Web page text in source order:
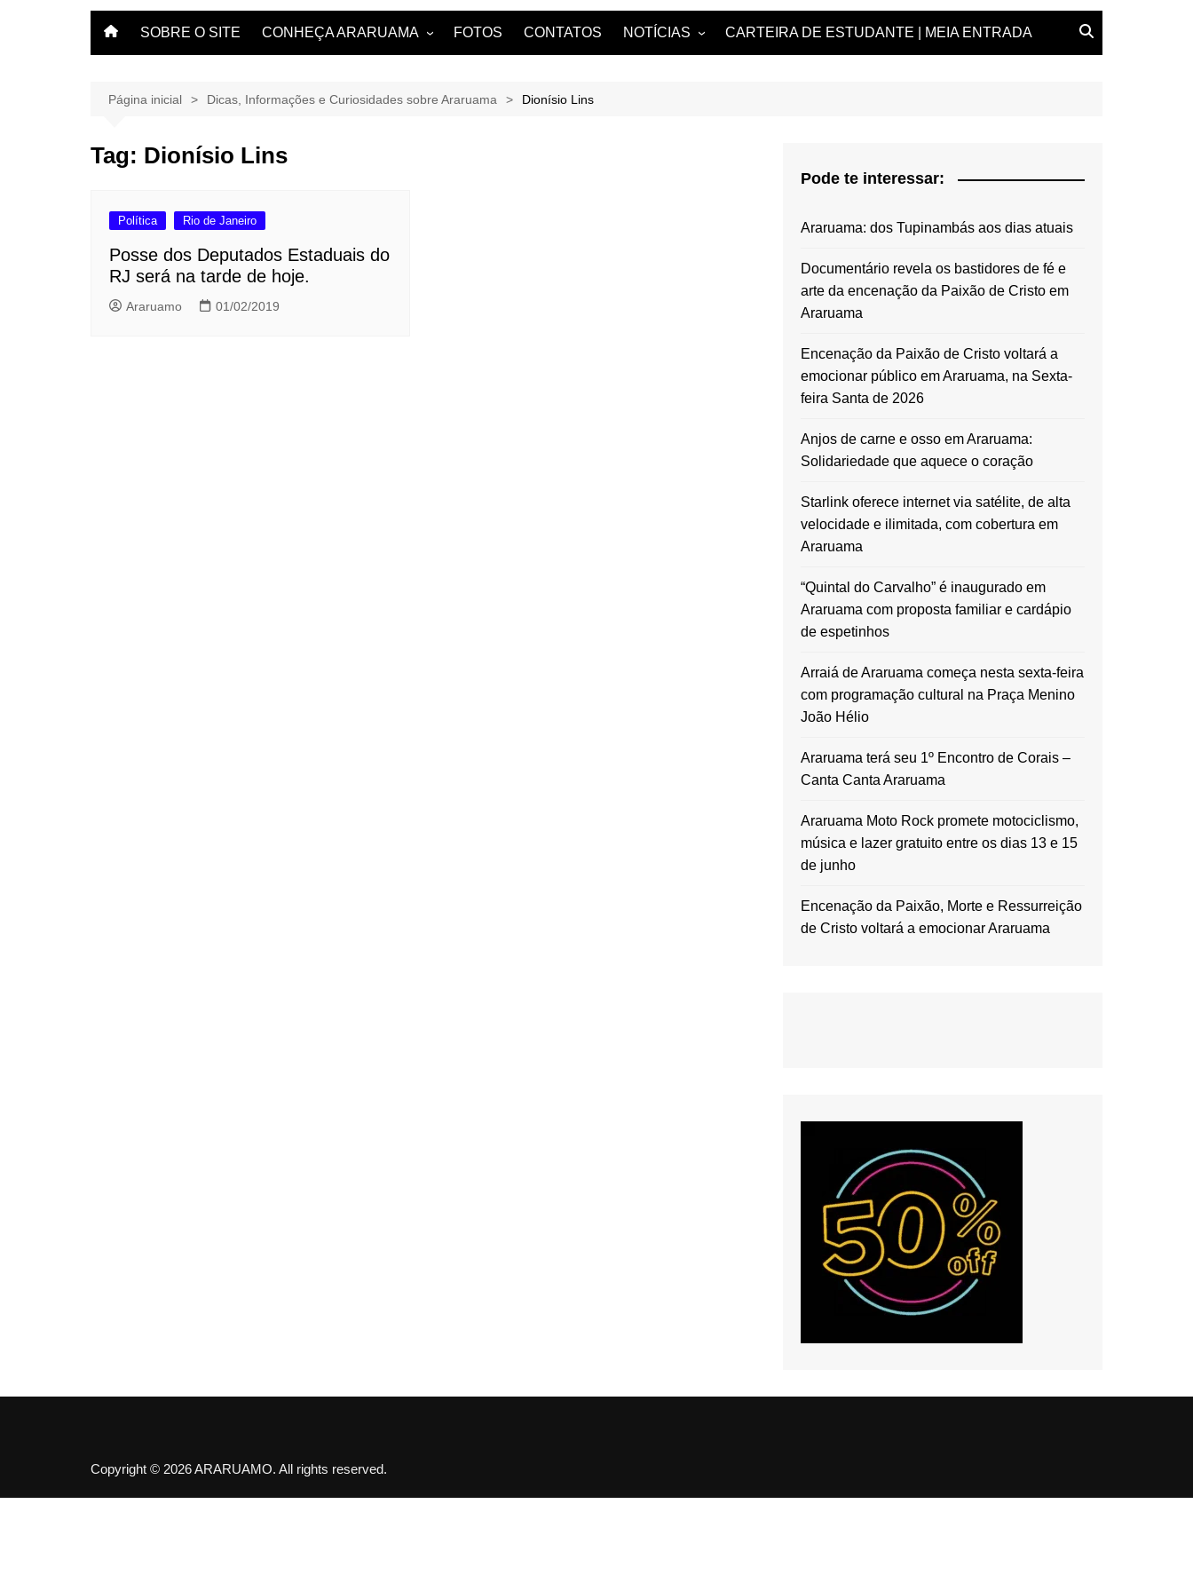
SOBRE O SITE CONHEÇA ARARUAMA FOTOS CONTATOS NOTÍCIAS CARTEIRA DE ESTUDANTE | MEIA ENTRADA
Página inicial Dicas, Informações e Curiosidades sobre Araruama Dionísio Lins
Tag: Dionísio Lins
Política Rio de Janeiro
Posse dos Deputados Estaduais do
RJ será na tarde de hoje.
Araruamo 01/02/2019
Pode te interessar:
Araruama: dos Tupinambás aos dias atuais
Documentário revela os bastidores de fé e
arte da encenação da Paixão de Cristo em
Araruama
Encenação da Paixão de Cristo voltará a
emocionar público em Araruama, na Sexta-
feira Santa de 2026
Anjos de carne e osso em Araruama:
Solidariedade que aquece o coração
Starlink oferece internet via satélite, de alta
velocidade e ilimitada, com cobertura em
Araruama
“Quintal do Carvalho” é inaugurado em
Araruama com proposta familiar e cardápio
de espetinhos
Arraiá de Araruama começa nesta sexta-feira
com programação cultural na Praça Menino
João Hélio
Araruama terá seu 1º Encontro de Corais –
Canta Canta Araruama
Araruama Moto Rock promete motociclismo,
música e lazer gratuito entre os dias 13 e 15
de junho
Encenação da Paixão, Morte e Ressurreição
de Cristo voltará a emocionar Araruama
Copyright © 2026 ARARUAMO. All rights reserved.